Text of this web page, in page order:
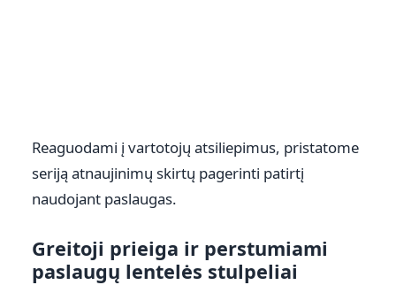
Reaguodami į vartotojų atsiliepimus, pristatome
seriją atnaujinimų skirtų pagerinti patirtį
naudojant paslaugas.
Greitoji prieiga ir perstumiami
paslaugų lentelės stulpeliai